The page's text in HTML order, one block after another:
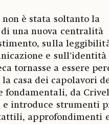
è stata soltanto la
una nuova centralità
sulla
e sull’identità
tornasse a essere
casa dei capolavori
fondamentali, da
e introduce strumenti
approfondimenti